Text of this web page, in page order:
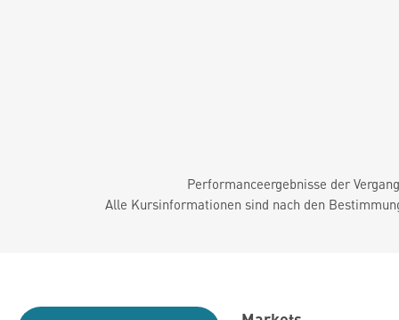
Performanceergebnisse der
Alle Kursinformationen sind nach den